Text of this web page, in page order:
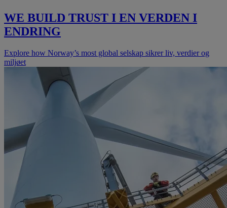
WE BUILD TRUST I EN VERDEN I
ENDRING
Explore how Norway’s most global selskap sikrer liv, verdier og
miljøet